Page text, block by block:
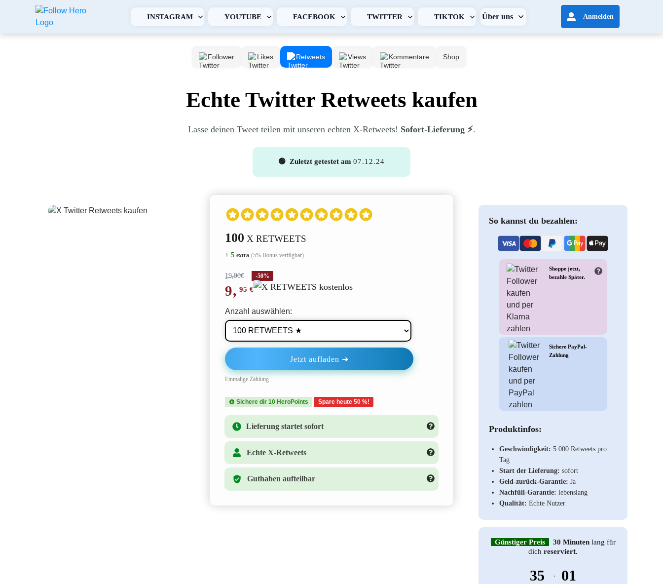
INSTAGRAM YOUTUBE FACEBOOK TWITTER TIKTOK Über uns Anmelden
Follower Likes Retweets Views Kommentare Shop
Echte Twitter Retweets kaufen
Lasse deinen Tweet teilen mit unseren echten X-Retweets! Sofort-Lieferung ⚡️.
🟢 Zuletzt getestet am 07.12.24
100 X RETWEETS
+ 5 extra (5% Bonus verfügbar)
19,90€ -50%
9, 95 €
Anzahl auswählen:
Jetzt aufladen ➜
Einmalige Zahlung
Sichere dir 10HeroPoints Spare heute 50 %!
Lieferung startet sofort
Echte X-Retweets
Guthaben aufteilbar
So kannst du bezahlen:
Shoppe jetzt,
bezahle Später.
Sichere PayPal-
Zahlung
Produktinfos:
Geschwindigkeit:5.000 Retweets pro
Tag
Start der Lieferung: sofort
Geld-zurück-Garantie:Ja
Nachfüll-Garantie: lebenslang
Qualität: Echte Nutzer
Günstiger Preis 30 Minutenlang für
dichreserviert.
35 . 01